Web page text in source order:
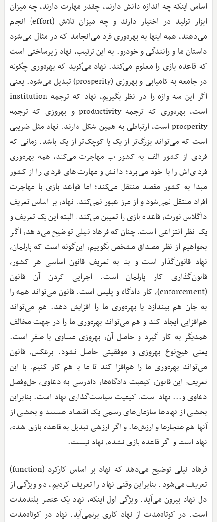
اساس اینکه چه اندازه دانش دارند، چقدر مهارت دارند، چه میزان
ابزار تولید در اختیار دارند و چه میزان تلاش (effort) انجام
می‌دهند، همه اینها به بهره‌وری فرد می‌انجامد که در مثال می‌شود
داستان ما و رانندگی و خودرو. به این ترتیب، نهاد زیرساختی است
که قاعده بازی را معلوم می‌کند. نهاد می‌گوید که بهره‌وری چگونه
در جامعه به کامیابی و بهروزی (prosperity) تبدیل می‌شود. یعنی
اگر این سه واژه را در نظر بگیریم، نهاد که ترجمه institution
است، بهره‌وری که ترجمه productivity و بهروزی که ترجمه
prosperity است، ارتباطی به همین شکل دارند. نهاد مثل ضریبی
است که می‌تواند بزرگ‌تر از یک یا کوچک‌تر از یک باشد. زمانی که
فردی از کشور الف به کشور ب مهاجرت می‌کند، همه بهره‌وری
فردی‌اش را با خود می‌برد؛ دانش و مهارت‌های فردی را از کشور
مبدا به کشور مقصد منتقل می‌کند؛ اما قواعد بازی با مهاجرت
افراد منتقل نمی‌شود و از مرز عبور نمی‌کند. نهاد، بر اساس تعریف
داگلاس نورث، قاعده بازی را تعیین می‌کند. البته این یک تعریف و
یک نظر انتزاعی است. چنان‌که فرهاد نیلی توضیح می‌دهد، اگر
بخواهیم از نظر مصداق مشخص بگوییم، این‌گونه است که پارلمان،
نهاد قانون‌گذار است و بنا به تعریف قانون اساسی هر کشور،
قانون‌گذاری کار پارلمان است. اجرایی کردن آن قانون
(enforcement)، کار دادگاه و پلیس است. قانون می‌تواند همه را
به جان هم بیندازد یا بهره‌وری ما را افزایش دهد. هم می‌تواند
هم‌افزایی ایجاد کند و هم می‌تواند بهره‌وری ما را در جهت مخالف
همدیگر به کار گیرد و حاصل آن، بهروزی مساوی با صفر است.
یعنی هیچ‌نوع بهروزی و موفقیتی حاصل نشود. برعکس، قانون
می‌تواند بهره‌وری ما را هم‌افزا کند تا ما با هم کار کنیم. با این
تعریف، این قانون، کیفیت دادگاه‌ها، دادرسی به دعاوی، حل‌وفصل
دعاوی و... نهاد است. کیفیت سیاست‌گذاری نهاد است. بنابراین
بخشی از نهادها سازمان‌های رسمی یک اقتصاد هستند و بخشی از
آنها هم هنجارها و ارزش‌ها. و اگر ارزشی تبدیل به قاعده بازی شده،
نهاد است و اگر قاعده بازی نشده، نهاد نیست.
فرهاد نیلی توضیح می‌دهد که نهاد بر اساس کارکرد (function)
تعریف می‌شود. بنابراین وقتی نهاد را تعریف کردیم، دو ویژگی از
دل نهاد بیرون می‌آید. ویژگی اول اینکه، نهاد یک عنصر بلندمدت
است. در کوتاه‌مدت از نهاد کاری برنمی‌آید. نهاد در کوتاه‌مدت